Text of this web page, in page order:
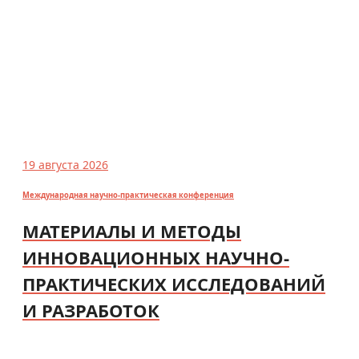
19 августа 2026
Международная научно-практическая конференция
МАТЕРИАЛЫ И МЕТОДЫ
ИННОВАЦИОННЫХ НАУЧНО-
ПРАКТИЧЕСКИХ ИССЛЕДОВАНИЙ
И РАЗРАБОТОК